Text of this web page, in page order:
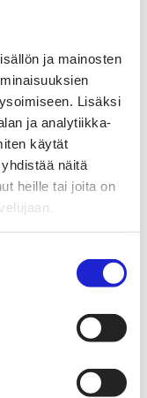
ja mainosten
Lisäksi
ja analytiikka-
käytät
näitä
heille tai joita on
vihreään
(TLR)
(EPR)
ja rahoitus -